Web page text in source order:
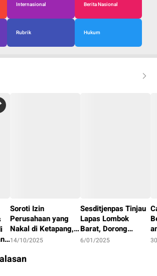
Internasional Berita Nasional
Rubrik Hukum
Soroti Izin
Perusahaan yang
Nakal di Ketapang,
LAKI : Lahan Jadi
Tanggung Jawab?
14/10/2025
Sesditjenpas Tinjau
Lapas Lombok
Barat, Dorong
Optimalisasi
6/01/2025